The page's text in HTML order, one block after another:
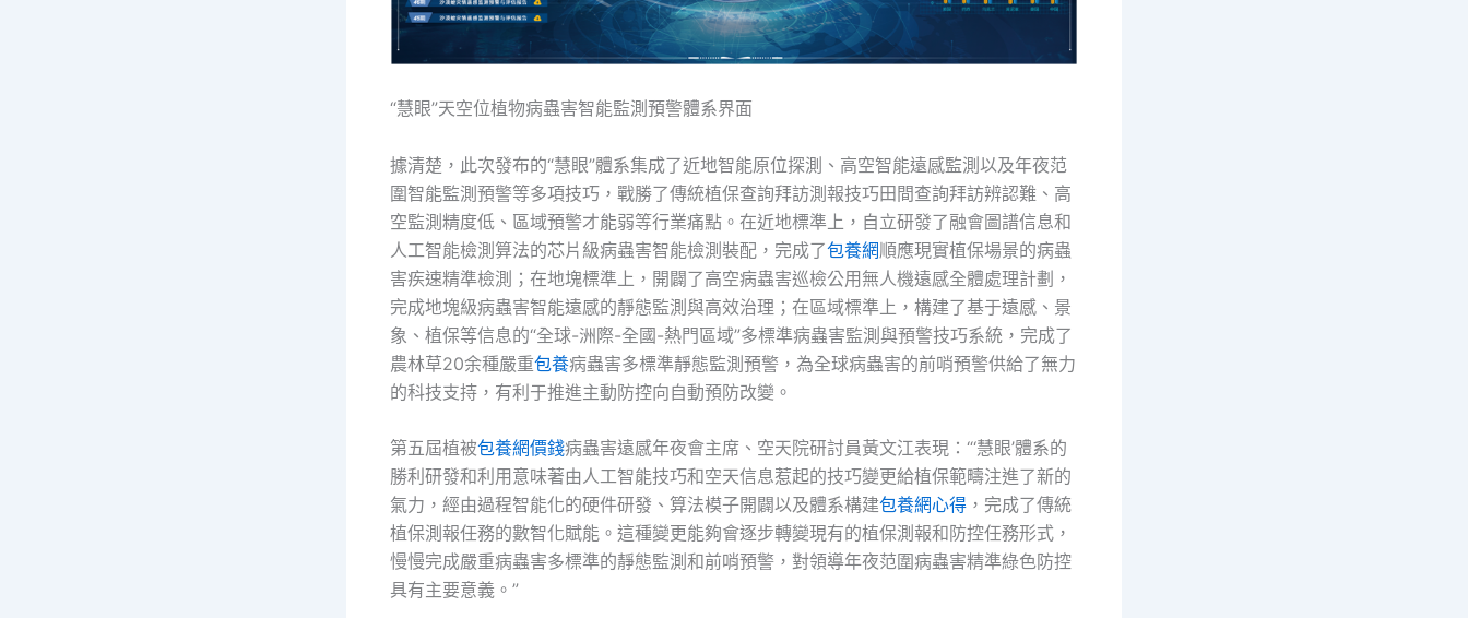
“慧眼”天空位植物病蟲害智能監測預警體系界面
據清楚，此次發布的“慧眼”體系集成了近地智能原位探測、高空智能遠感監測以及年夜范
圍智能監測預警等多項技巧，戰勝了傳統植保查詢拜訪測報技巧田間查詢拜訪辨認難、高
空監測精度低、區域預警才能弱等行業痛點。在近地標準上，自立研發了融會圖譜信息和
人工智能檢測算法的芯片級病蟲害智能檢測裝配，完成了包養網順應現實植保場景的病蟲
害疾速精準檢測；在地塊標準上，開闢了高空病蟲害巡檢公用無人機遠感全體處理計劃，
完成地塊級病蟲害智能遠感的靜態監測與高效治理；在區域標準上，構建了基于遠感、景
象、植保等信息的“全球-洲際-全國-熱門區域”多標準病蟲害監測與預警技巧系統，完成了
農林草20余種嚴重包養病蟲害多標準靜態監測預警，為全球病蟲害的前哨預警供給了無力
的科技支持，有利于推進主動防控向自動預防改變。
第五屆植被包養網價錢病蟲害遠感年夜會主席、空天院研討員黃文江表現：“‘慧眼’體系的
勝利研發和利用意味著由人工智能技巧和空天信息惹起的技巧變更給植保範疇注進了新的
氣力，經由過程智能化的硬件研發、算法模子開闢以及體系構建包養網心得 ，完成了傳統
植保測報任務的數智化賦能。這種變更能夠會逐步轉變現有的植保測報和防控任務形式，
慢慢完成嚴重病蟲害多標準的靜態監測和前哨預警，對領導年夜范圍病蟲害精準綠色防控
具有主要意義。”